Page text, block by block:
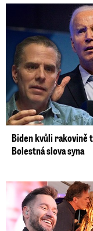
Biden kvůli rakovině
Bolestná slova syna
Koncert